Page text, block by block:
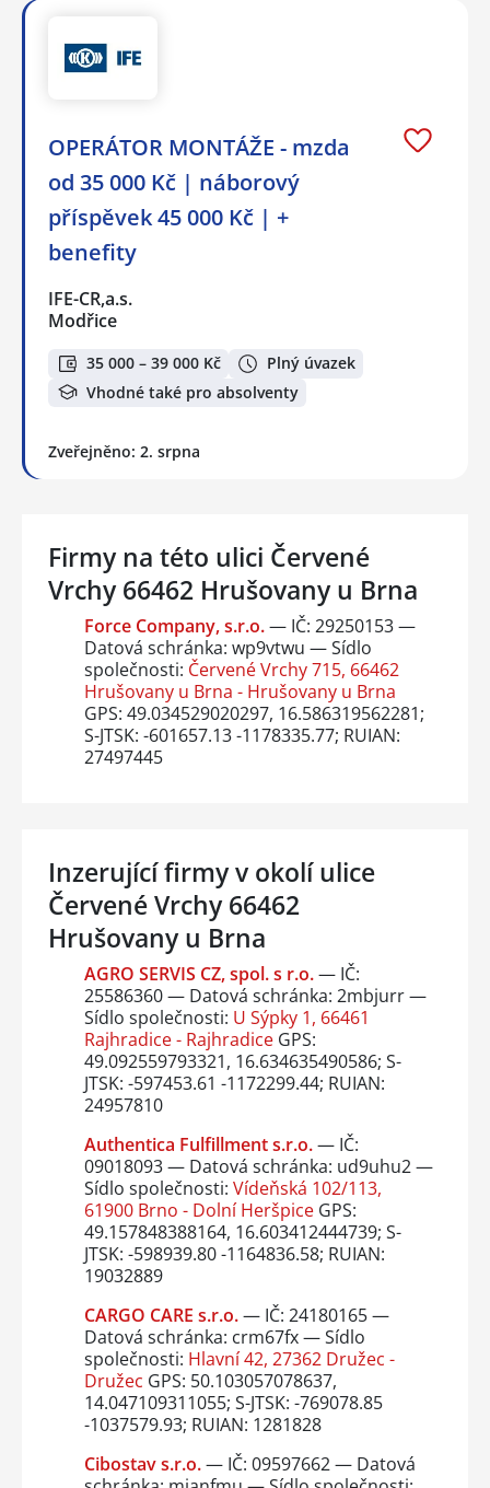
OPERÁTOR MONTÁŽE - mzda
od 35 000 Kč | náborový
příspěvek 45 000 Kč | +
benefity
IFE-CR,a.s.
Modřice
35 000 – 39 000 Kč
Plný úvazek
Vhodné také pro absolventy
Zveřejněno: 2. srpna
Firmy na této ulici Červené
Vrchy 66462 Hrušovany u Brna
Force Company, s.r.o.— IČ: 29250153 —
Datová schránka: wp9vtwu — Sídlo
společnosti: Červené Vrchy 715, 66462
Hrušovany u Brna - Hrušovany u Brna
GPS: 49.034529020297, 16.586319562281;
S-JTSK: -601657.13 -1178335.77; RUIAN:
27497445
Inzerující firmy v okolí ulice
Červené Vrchy 66462
Hrušovany u Brna
AGRO SERVIS CZ, spol. s r.o.— IČ:
25586360 — Datová schránka: 2mbjurr —
Sídlo společnosti: U Sýpky 1, 66461
Rajhradice - RajhradiceGPS:
49.092559793321, 16.634635490586; S-
JTSK: -597453.61 -1172299.44; RUIAN:
24957810
Authentica Fulfillment s.r.o.— IČ:
09018093 — Datová schránka: ud9uhu2 —
Sídlo společnosti: Vídeňská 102/113,
61900 Brno - Dolní HeršpiceGPS:
49.157848388164, 16.603412444739; S-
JTSK: -598939.80 -1164836.58; RUIAN:
19032889
CARGO CARE s.r.o.— IČ: 24180165 —
Datová schránka: crm67fx — Sídlo
společnosti: Hlavní 42, 27362 Družec -
Družec GPS: 50.103057078637,
14.047109311055; S-JTSK: -769078.85
-1037579.93; RUIAN: 1281828
Cibostav s.r.o.— IČ: 09597662 — Datová